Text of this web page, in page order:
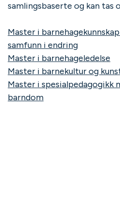
samlingsbaserte og kan tas
Master i
samfunn i endring
Master i barnehageledelse
Master i barnekultur og
Master i spesialpedagogikk
barndom